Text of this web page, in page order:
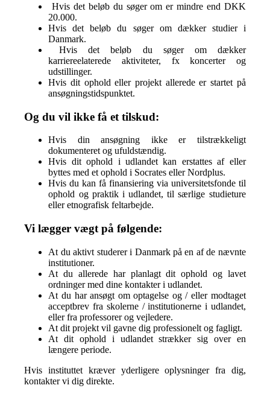
Hvis det beløb du søger om er mindre end DKK
20.000.
Hvis det beløb du søger om dækker studier i
Danmark.
Hvis det beløb du søger om dækker
karriereelaterede aktiviteter, fx koncerter og
udstillinger.
Hvis dit ophold eller projekt allerede er startet på
ansøgningstidspunktet.
Og du vil ikke få et tilskud:
Hvis din ansøgning ikke er tilstrækkeligt
dokumenteret og ufuldstændig.
Hvis dit ophold i udlandet kan erstattes af eller
byttes med et ophold i Socrates eller Nordplus.
Hvis du kan få finansiering via universitetsfonde til
ophold og praktik i udlandet, til særlige studieture
eller etnografisk feltarbejde.
Vi lægger vægt på følgende:
At du aktivt studerer i Danmark på en af de nævnte
institutioner.
At du allerede har planlagt dit ophold og lavet
ordninger med dine kontakter i udlandet.
At du har ansøgt om optagelse og / eller modtaget
acceptbrev fra skolerne / institutionerne i udlandet,
eller fra professorer og vejledere.
At dit projekt vil gavne dig professionelt og fagligt.
At dit ophold i udlandet strækker sig over en
længere periode.
Hvis instituttet kræver yderligere oplysninger fra dig,
kontakter vi dig direkte.